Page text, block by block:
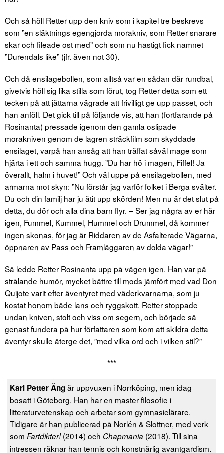
Och så höll Retter upp den kniv som i kapitel tre beskrevs
som ”en släktnings egengjorda morakniv, som Retter snarare
skar och fileade ost med” och som nu hastigt fick namnet
”Durendals like” (jfr. även not 30).
Och då ensilagebollen, som alltså var en sådan där rundbal,
givetvis höll sig lika stilla som förut, tog Retter detta som ett
tecken på att jättarna vägrade att frivilligt ge upp passet, och
han anföll. Det gick till på följande vis, att han (fortfarande på
Rosinanta) pressade igenom den gamla oslipade
morakniven genom de lagren sträckfilm som skyddade
ensilaget, varpå han ansåg att han träffat såväl mage som
hjärta i ett och samma hugg. ”Du har hö i magen, Fiffel! Ja
överallt, halm i huvet!” Och väl uppe på ensilagebollen, med
armarna mot skyn: ”Nu förstår jag varför folket i Berga svälter.
Du och din familj har ju ätit upp skörden! Men nu är det slut på
detta, du dör och alla dina barn flyr. – Ser jag några av er här
igen, Fummel, Kummel, Hummel och Drummel, då kommer
ingen skonas, för jag är Riddaren av de Asfalterade Vägarna,
öppnaren av Pass och Framläggaren av dolda vägar!”
Så ledde Retter Rosinanta upp på vägen igen. Han var på
strålande humör, mycket bättre till mods jämfört med vad Don
Quijote varit efter äventyret med väderkvarnarna, som ju
kostat honom både lans och ryggskott. Retter stoppade
undan kniven, stolt och viss om segern, och började så
genast fundera på hur författaren som kom att skildra detta
äventyr skulle återge det, ”med vilka ord och i vilken stil?”
***
Karl Petter Ängär uppvuxen i Norrköping, men idag
bosatt i Göteborg. Han har en master filosofie i
litteraturvetenskap och arbetar som gymnasielärare.
Tidigare är han publicerad på Norlén & Slottner, med verk
som Fartdikter!(2014) och Chapmania (2018). Till sina
intressen räknar han tennis och konstnärlig avantgardism.